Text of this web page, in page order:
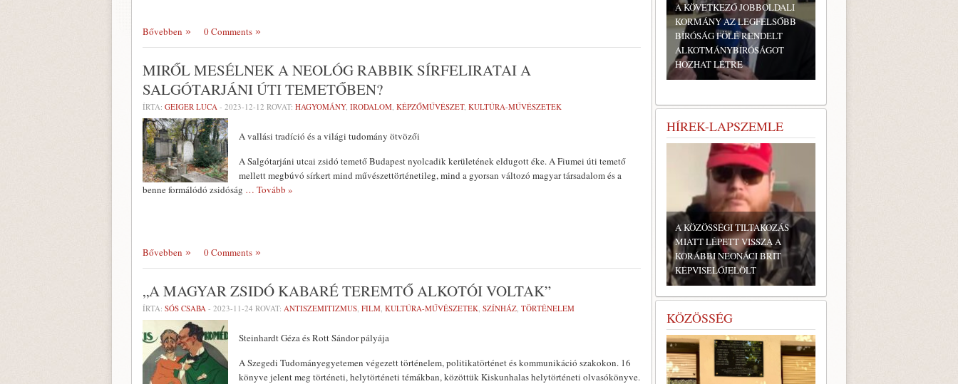
Bővebben 0 Comments
MIRŐL MESÉLNEK A NEOLÓG RABBIK SÍRFELIRATAI A
SALGÓTARJÁNI ÚTI TEMETŐBEN?
ÍRTA: GEIGER LUCA - 2023-12-12 ROVAT: HAGYOMÁNY, IRODALOM, KÉPZŐMŰVÉSZET, KULTÚRA-MŰVÉSZETEK
A vallási tradíció és a világi tudomány ötvözői
A Salgótarjáni utcai zsidó temető Budapest nyolcadik kerületének eldugott éke. A Fiumei úti temető
mellett megbúvó sírkert mind művészettörténetileg, mind a gyorsan változó magyar társadalom és a
benne formálódó zsidóság … Tovább »
Bővebben 0 Comments
„A MAGYAR ZSIDÓ KABARÉ TEREMTŐ ALKOTÓI VOLTAK”
ÍRTA: SÓS CSABA - 2023-11-24 ROVAT: ANTISZEMITIZMUS, FILM, KULTÚRA-MŰVÉSZETEK, SZÍNHÁZ, TÖRTÉNELEM
Steinhardt Géza és Rott Sándor pályája
A Szegedi Tudományegyetemen végezett történelem, politikatörténet és kommunikáció szakokon. 16
könyve jelent meg történeti, helytörténeti témákban, közöttük Kiskunhalas helytörténeti olvasókönyve.
A KÖVETKEZŐ JOBBOLDALI
KORMÁNY AZ LEGFELSŐBB
BÍRÓSÁG FÖLÉ RENDELT
ALKOTMÁNYBÍRÓSÁGOT
HOZHAT LÉTRE
HÍREK-LAPSZEMLE
A KÖZÖSSÉGI TILTAKOZÁS
MIATT LÉPETT VISSZA A
KORÁBBI NEONÁCI BRIT
KÉPVISELŐJELÖLT
KÖZÖSSÉG